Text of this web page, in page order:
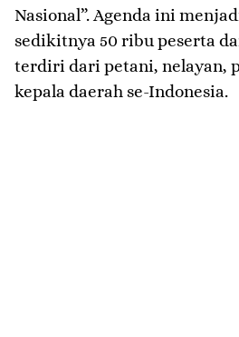
Nasional”. Agenda ini
sedikitnya 50 ribu peserta
terdiri dari petani, nelayan,
kepala daerah se-Indonesia.